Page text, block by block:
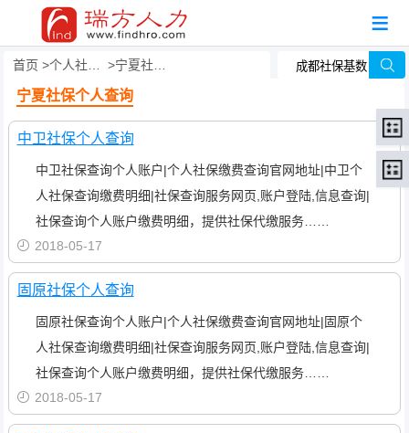
首页 个人社保查询 宁夏社保个人查询
宁夏社保个人查询
中卫社保个人查询
中卫社保查询个人账户|个人社保缴费查询官网地址|中卫个
人社保查询缴费明细|社保查询服务网页,账户登陆,信息查询|
社保查询个人账户缴费明细，提供社保代缴服务……
2018-05-17
固原社保个人查询
固原社保查询个人账户|个人社保缴费查询官网地址|固原个
人社保查询缴费明细|社保查询服务网页,账户登陆,信息查询|
社保查询个人账户缴费明细，提供社保代缴服务……
2018-05-17